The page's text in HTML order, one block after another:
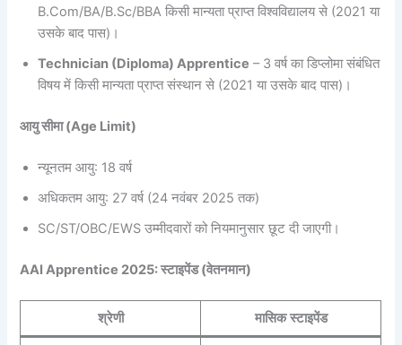
B.Com/BA/B.Sc/BBA किसी मान्यता प्राप्त विश्वविद्यालय से (2021 या
उसके बाद पास)।
Technician (Diploma) Apprentice – 3 वर्ष का डिप्लोमा संबंधित
विषय में किसी मान्यता प्राप्त संस्थान से (2021 या उसके बाद पास)।
आयु सीमा (Age Limit)
न्यूनतम आयु: 18 वर्ष
अधिकतम आयु: 27 वर्ष (24 नवंबर 2025 तक)
SC/ST/OBC/EWS उम्मीदवारों को नियमानुसार छूट दी जाएगी।
AAI Apprentice 2025: स्टाइपेंड (वेतनमान)
श्रेणी मासिक स्टाइपेंड